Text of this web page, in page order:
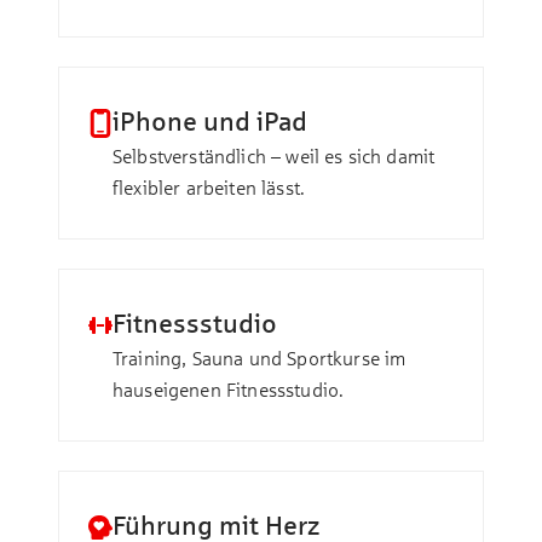
iPhone und iPad
Selbstverständlich – weil es sich damit
flexibler arbeiten lässt.
Fitnessstudio
Training, Sauna und Sportkurse im
hauseigenen Fitnessstudio.
Führung mit Herz